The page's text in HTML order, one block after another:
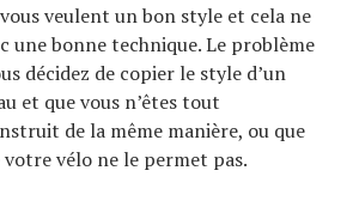
veulent un bon style et cela ne
une bonne technique. Le problème
décidez de copier le style d’un
et que vous n’êtes tout
de la même manière, ou que
vélo ne le permet pas.